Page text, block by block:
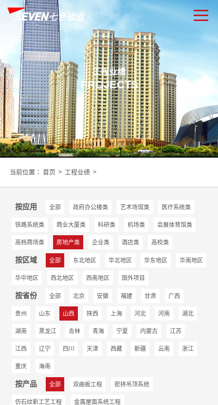
工程业绩
PROJECTS
当前位置： 首页 > 工程业绩 >
按应用 全部 政府办公楼类 艺术场馆类 医疗系统类
铁路系统类 商业大厦类 科研类 机场类 会展体育馆类
高档商场类 房地产类 企业类 酒店类 高校类
按区域 全部 东北地区 华北地区 华东地区 华南地区
华中地区 西北地区 西南地区 国外项目
按省份 全部 北京 安徽 福建 甘肃 广西
贵州 山东 山西 陕西 上海 河北 河南 湖北
湖南 黑龙江 吉林 青海 宁夏 内蒙古 江苏
江西 辽宁 四川 天津 西藏 新疆 云南 浙江
重庆 海南
按产品 全部 双曲板工程 密拼吊顶系统
仿石纹新工艺工程 金属屋面系统工程